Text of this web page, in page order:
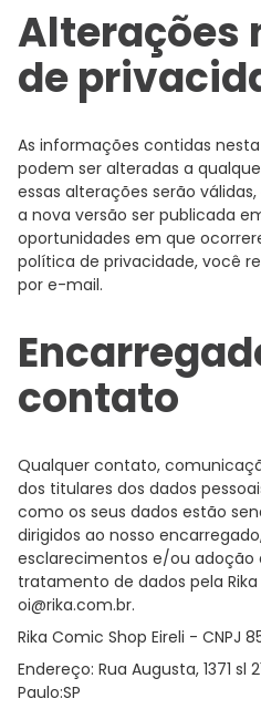
Alterações
de
As informações contidas
podem ser alteradas a
essas alterações serão
a nova versão ser publicada
oportunidades em que
política de privacidade, você
por e-mail.
contato
Qualquer contato,
dos titulares dos dados
como os seus dados estão
dirigidos ao nosso
esclarecimentos e/ou adoção
tratamento de dados pela
oi@rika.com.br.
Rika Comic Shop Eireli - CNPJ
Endereço: Rua Augusta, 1371 sl
Paulo:SP